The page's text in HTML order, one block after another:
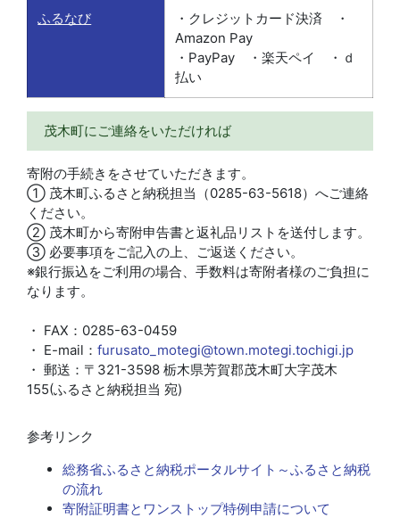
ふるなび
・クレジットカード決済 ・
Amazon Pay
・PayPay ・楽天ペイ ・ｄ
払い
茂木町にご連絡をいただければ
寄附の手続きをさせていただきます。
① 茂木町ふるさと納税担当（0285-63-5618）へご連絡
ください。
② 茂木町から寄附申告書と返礼品リストを送付します。
③ 必要事項をご記入の上、ご返送ください。
※銀行振込をご利用の場合、手数料は寄附者様のご負担に
なります。
・ FAX：0285-63-0459
・ E-mail： furusato_motegi@town.motegi.tochigi.jp
・ 郵送：〒321-3598 栃木県芳賀郡茂木町大字茂木
155(ふるさと納税担当 宛)
参考リンク
総務省ふるさと納税ポータルサイト～ふるさと納税
の流れ
寄附証明書とワンストップ特例申請について